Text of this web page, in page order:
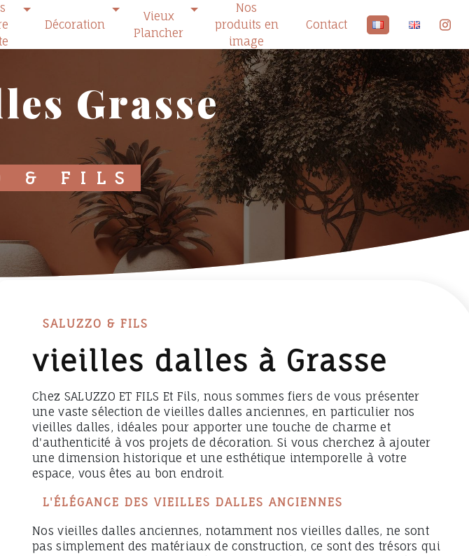
Décoration
Vieux
Plancher
Nos
produits en
image
Contact
Grasse
& FILS
SALUZZO & FILS
vieilles dalles à Grasse
Chez SALUZZO ET FILS Et Fils, nous sommes fiers de vous présenter
une vaste sélection de vieilles dalles anciennes, en particulier nos
vieilles dalles, idéales pour apporter une touche de charme et
d'authenticité à vos projets de décoration. Si vous cherchez à ajouter
une dimension historique et une esthétique intemporelle à votre
espace, vous êtes au bon endroit.
L'ÉLÉGANCE DES VIEILLES DALLES ANCIENNES
Nos vieilles dalles anciennes, notamment nos vieilles dalles, ne sont
pas simplement des matériaux de construction, ce sont des trésors qui